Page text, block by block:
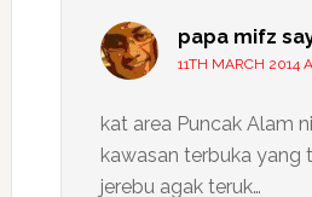
papa mifz
11TH MARCH 2014
kat area Puncak Alam
kawasan terbuka yang
jerebu agak teruk…